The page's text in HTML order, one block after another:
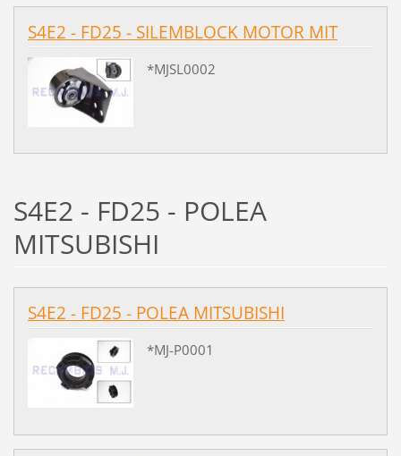
S4E2 - FD25 - SILEMBLOCK MOTOR MIT
*MJSL0002
S4E2 - FD25 - POLEA
MITSUBISHI
S4E2 - FD25 - POLEA MITSUBISHI
*MJ-P0001